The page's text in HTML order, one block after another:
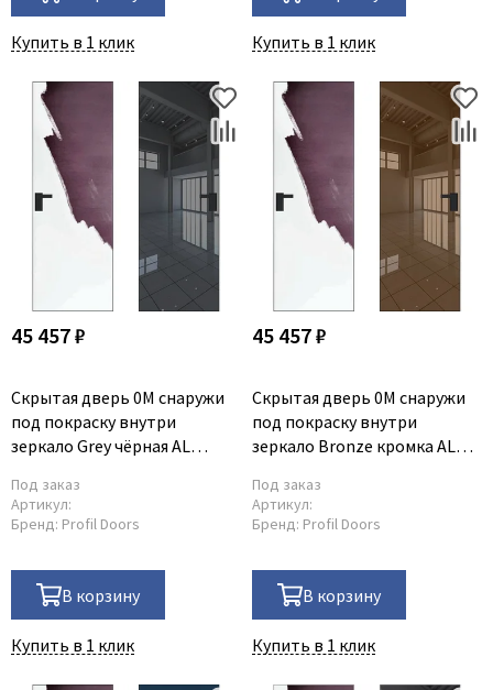
Купить в 1 клик Купить в 1 клик
45 457 ₽
Скрытая дверь 0M снаружи
под покраску внутри
зеркало Grey чёрная AL
Под заказ
Артикул:
Бренд: Profil Doors
В корзину
Купить в 1 клик
45 457 ₽
Скрытая дверь 0M снаружи
под покраску внутри
зеркало Bronze кромка AL
Под заказ
Артикул:
Бренд: Profil Doors
В корзину
Купить в 1 клик